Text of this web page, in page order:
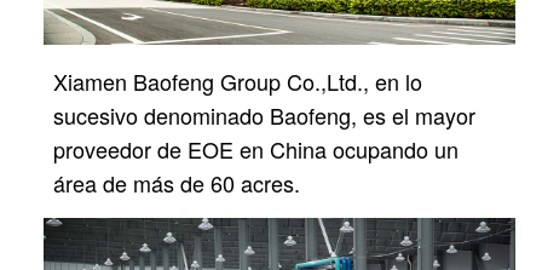
Xiamen Baofeng Group Co.,Ltd., en lo
sucesivo denominado Baofeng, es el mayor
proveedor de EOE en Chinaocupando un
área de más de 60 acres.